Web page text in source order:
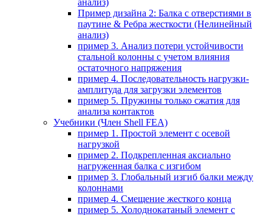
анализ)
Пример дизайна 2: Балка с отверстиями в
паутине & Ребра жесткости (Нелинейный
анализ)
пример 3. Анализ потери устойчивости
стальной колонны с учетом влияния
остаточного напряжения
пример 4. Последовательность нагрузки-
амплитуда для загрузки элементов
пример 5. Пружины только сжатия для
анализа контактов
Учебники (Член Shell FEA)
пример 1. Простой элемент с осевой
нагрузкой
пример 2. Подкрепленная аксиально
нагруженная балка с изгибом
пример 3. Глобальный изгиб балки между
колоннами
пример 4. Смещение жесткого конца
пример 5. Холоднокатаный элемент с